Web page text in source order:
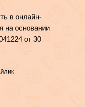
в онлайн-
на основании
от 30